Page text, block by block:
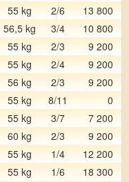
55 kg 2/6 13 800
56,5 kg 3/4 10 800
55 kg 2/3 9 200
55 kg 2/4 9 200
56 kg 2/3 9 200
55 kg 8/11 0
55 kg 3/7 7 200
60 kg 2/3 9 200
55 kg 1/4 12 200
55 kg 1/6 18 300